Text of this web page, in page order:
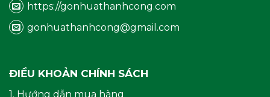
https://gonhuathanhcong.com
gonhuathanhcong@gmail.com
ĐIỀU KHOẢN CHÍNH SÁCH
1. Hướng dẫn mua hàng